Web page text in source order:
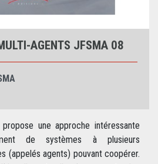
AGENTS JFSMA 08
une approche intéressante
de systèmes à plusieurs
(appelés agents) pouvant coopérer.